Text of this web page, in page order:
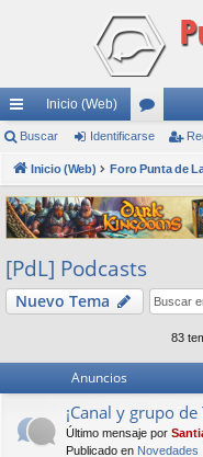
nl
ac
es
rá
pi
do
Inicio (Web)
or
os
Buscar Identificarse
Inicio (Web)
[PdL] Podcasts
Nuevo Tema
83
Anuncios
¡Canal y grupo
Último mensaje por
Publicado en Novedades